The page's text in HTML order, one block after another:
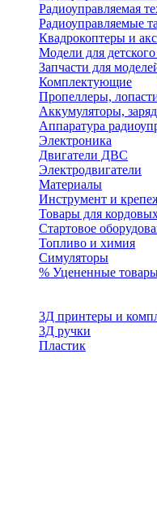
Радиоуправляемая
Радиоуправляемые
Квадрокоптеры и
Модели для детского
Запчасти для
Комплектующие
Пропеллеры,
Аккумуляторы,
Аппаратура
Электроника
Двигатели ДВС
Электродвигатели
Материалы
Инструмент и
Товары для
Стартовое
Топливо и химия
Симуляторы
% Уцененные
3Д принтеры и
3Д ручки
Пластик